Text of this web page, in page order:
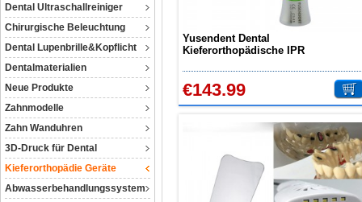
Dental Ultraschallreiniger
Chirurgische Beleuchtung
Dental Lupenbrille&Kopflicht
Dentalmaterialien
Neue Produkte
Zahnmodelle
Zahn Wanduhren
3D-Druck für Dental
Kieferorthopädie Geräte
Abwasserbehandlungssystem
Yusendent Dental
Kieferorthopädische IPR
4:1 Set Streifen EVA
€143.99